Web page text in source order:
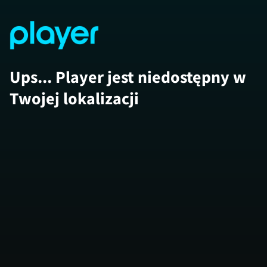
Ups... Player jest niedostępny w
Twojej lokalizacji